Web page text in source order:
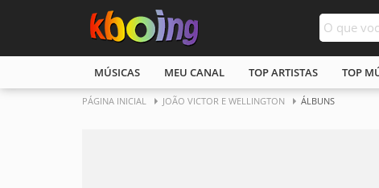
MÚSICAS MEU CANAL TOP ARTISTAS TOP
PÁGINA INICIAL JOÃO VICTOR E WELLINGTON ÁLBUNS